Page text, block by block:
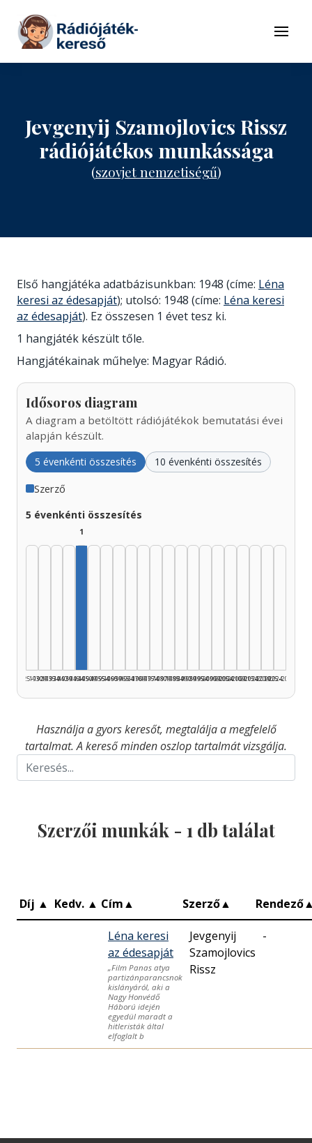
Tovább a tartalomhoz
Menü
Jevgenyij Szamojlovics Rissz
rádiójátékos munkássága
(szovjet nemzetiségű)
Első hangjátéka adatbázisunkban: 1948 (címe: Léna
keresi az édesapját); utolsó: 1948 (címe: Léna keresi
az édesapját). Ez összesen 1 évet tesz ki.
1 hangjáték készült tőle.
Hangjátékainak műhelye: Magyar Rádió.
Idősoros diagram
A diagram a betöltött rádiójátékok bemutatási évei
alapján készült.
5 évenkénti összesítés 10 évenkénti összesítés
Szerző
5 évenkénti összesítés
1925–1929
1930–1934
1935–1939
1940–1944
1
1945–1949
1950–1954
1955–1959
1960–1964
1965–1969
1970–1974
1975–1979
1980–1984
1985–1989
1990–1994
1995–1999
2000–2004
2005–2009
2010–2014
2015–2019
2020–2024
2025–2026
Használja a gyors keresőt, megtalálja a megfelelő
tartalmat. A kereső minden oszlop tartalmát vizsgálja.
Szerzői munkák - 1 db találat
Díj ▲ Kedv. ▲ Cím▲ Szerző▲ Rendező
Léna keresi
az édesapját
„Film Panas atya
partizánparancsnok
kislányáról, aki a
Nagy Honvédő
Háború idején
egyedül maradt a
hitleristák által
elfoglalt b
Jevgenyij
Szamojlovics
Rissz
-